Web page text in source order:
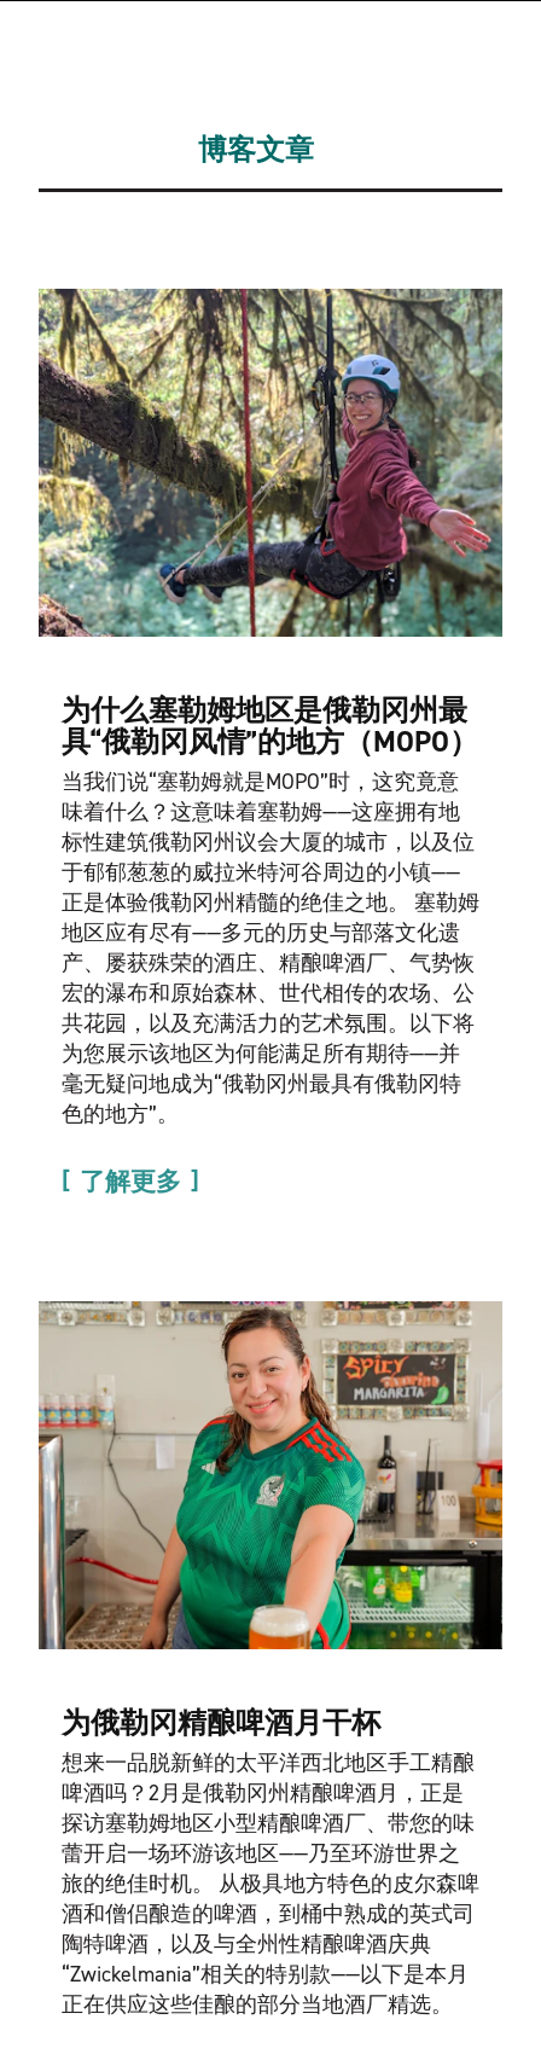
博客文章
为什么塞勒姆地区是俄勒冈州最
具“俄勒冈风情”的地方（MOPO）
当我们说“塞勒姆就是MOPO”时，这究竟意
味着什么？这意味着塞勒姆——这座拥有地
标性建筑俄勒冈州议会大厦的城市，以及位
于郁郁葱葱的威拉米特河谷周边的小镇——
正是体验俄勒冈州精髓的绝佳之地。 塞勒姆
地区应有尽有——多元的历史与部落文化遗
产、屡获殊荣的酒庄、精酿啤酒厂、气势恢
宏的瀑布和原始森林、世代相传的农场、公
共花园，以及充满活力的艺术氛围。以下将
为您展示该地区为何能满足所有期待——并
毫无疑问地成为“俄勒冈州最具有俄勒冈特
色的地方”。
了解更多
为俄勒冈精酿啤酒月干杯
想来一品脱新鲜的太平洋西北地区手工精酿
啤酒吗？2月是俄勒冈州精酿啤酒月，正是
探访塞勒姆地区小型精酿啤酒厂、带您的味
蕾开启一场环游该地区——乃至环游世界之
旅的绝佳时机。 从极具地方特色的皮尔森啤
酒和僧侣酿造的啤酒，到桶中熟成的英式司
陶特啤酒，以及与全州性精酿啤酒庆典
“Zwickelmania”相关的特别款——以下是本月
正在供应这些佳酿的部分当地酒厂精选。